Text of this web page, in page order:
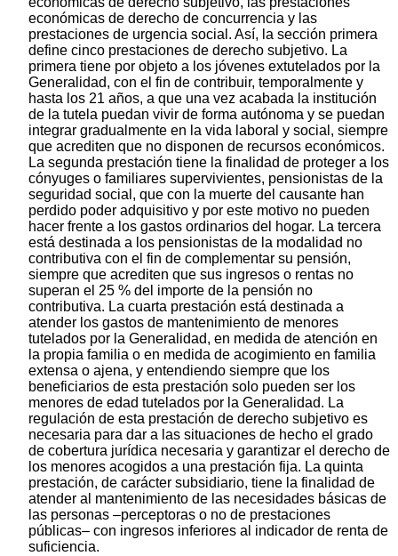
económicas de derecho de concurrencia y las
prestaciones de urgencia social. Así, la sección primera
define cinco prestaciones de derecho subjetivo. La
primera tiene por objeto a los jóvenes extutelados por la
Generalidad, con el fin de contribuir, temporalmente y
hasta los 21 años, a que una vez acabada la institución
de la tutela puedan vivir de forma autónoma y se puedan
integrar gradualmente en la vida laboral y social, siempre
que acrediten que no disponen de recursos económicos.
La segunda prestación tiene la finalidad de proteger a los
cónyuges o familiares supervivientes, pensionistas de la
seguridad social, que con la muerte del causante han
perdido poder adquisitivo y por este motivo no pueden
hacer frente a los gastos ordinarios del hogar. La tercera
está destinada a los pensionistas de la modalidad no
contributiva con el fin de complementar su pensión,
siempre que acrediten que sus ingresos o rentas no
superan el 25 % del importe de la pensión no
contributiva. La cuarta prestación está destinada a
atender los gastos de mantenimiento de menores
tutelados por la Generalidad, en medida de atención en
la propia familia o en medida de acogimiento en familia
extensa o ajena, y entendiendo siempre que los
beneficiarios de esta prestación solo pueden ser los
menores de edad tutelados por la Generalidad. La
regulación de esta prestación de derecho subjetivo es
necesaria para dar a las situaciones de hecho el grado
de cobertura jurídica necesaria y garantizar el derecho de
los menores acogidos a una prestación fija. La quinta
prestación, de carácter subsidiario, tiene la finalidad de
atender al mantenimiento de las necesidades básicas de
las personas –perceptoras o no de prestaciones
públicas– con ingresos inferiores al indicador de renta de
suficiencia.